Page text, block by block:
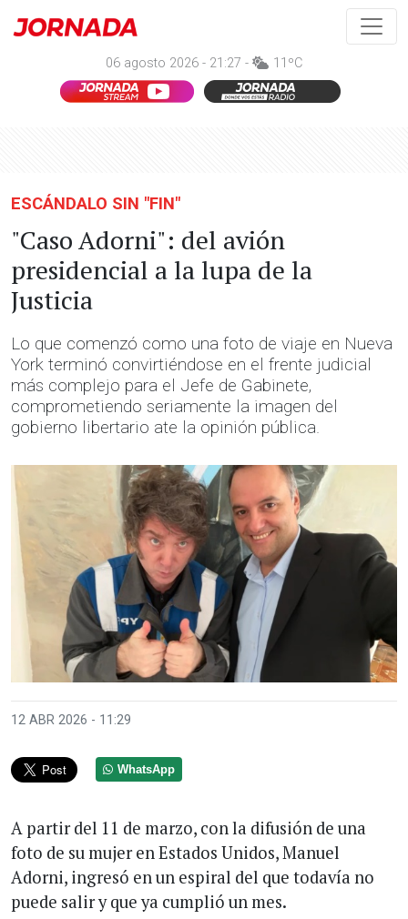
06 agosto 2026 - 21:27 - 11ºC
ESCÁNDALO SIN "FIN"
"Caso Adorni": del avión
presidencial a la lupa de la
Justicia
Lo que comenzó como una foto de viaje en Nueva
York terminó convirtiéndose en el frente judicial
más complejo para el Jefe de Gabinete,
comprometiendo seriamente la imagen del
gobierno libertario ate la opinión pública.
12 ABR 2026 - 11:29
WhatsApp
A partir del 11 de marzo, con la difusión de una
foto de su mujer en Estados Unidos, Manuel
Adorni, ingresó en un espiral del que todavía no
puede salir y que ya cumplió un mes.